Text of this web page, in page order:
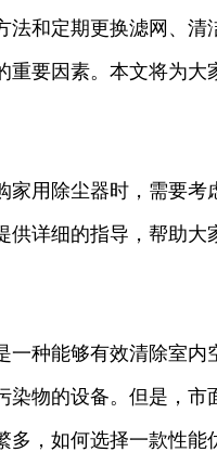
法和定期更换滤网、清
重要因素。本文将为大
家用除尘器时，需要考
供详细的指导，帮助大
一种能够有效清除室内
染物的设备。但是，市
多，如何选择一款性能